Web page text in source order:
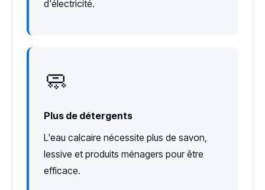
d'électricité.
🧼
Plus de détergents
L'eau calcaire nécessite plus de savon,
lessive et produits ménagers pour être
efficace.